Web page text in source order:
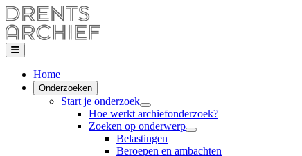
Home
Onderzoeken
Start je onderzoek
Hoe werkt archiefonderzoek?
Zoeken op onderwerp
Belastingen
Beroepen en ambachten